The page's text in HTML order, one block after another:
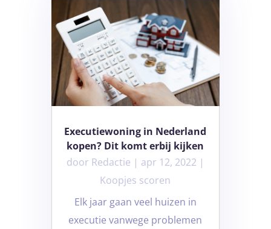
Executiewoning in Nederland
kopen? Dit komt erbij kijken
door Redactie | apr 12, 2022 |
Koopjes scoren
Elk jaar gaan veel huizen in
executie vanwege problemen